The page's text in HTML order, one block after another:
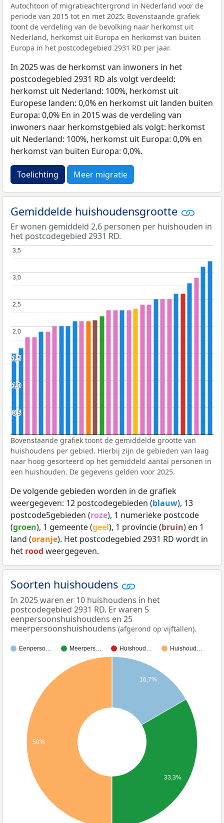
Autochtoon of migratieachtergrond in Nederland voor de
periode van 2015 tot en met 2025: Bovenstaande grafiek
toont de verdeling van de bevolking naar herkomst uit
Nederland, herkomst uit Europa en herkomst van buiten
Europa in het postcodegebied 2931 RD per jaar.
In 2025 was de herkomst van inwoners in het
postcodegebied 2931 RD als volgt verdeeld:
herkomst uit Nederland: 100%, herkomst uit
Europese landen: 0,0% en herkomst uit landen buiten
Europa: 0,0% En in 2015 was de verdeling van
inwoners naar herkomstgebied als volgt: herkomst
uit Nederland: 100%, herkomst uit Europa: 0,0% en
herkomst van buiten Europa: 0,0%.
Toelichting Meer migratie
Gemiddelde huishoudensgrootte
Er wonen gemiddeld 2,6 personen per huishouden in
het postcodegebied 2931 RD.
0,5
0,5
1,0
1,0
1,5
1,5
2,0
2,0
2,5
2,5
3,0
3,0
3,5
3,5
Bovenstaande grafiek toont de gemiddelde grootte van
huishoudens per gebied. Hierbij zijn de gebieden van laag
naar hoog gesorteerd op het gemiddeld aantal personen in
een huishouden. De gegevens gelden voor 2025.
De volgende gebieden worden in de grafiek
weergegeven: 12 postcodegebieden (blauw), 13
postcode5gebieden (roze), 1 numerieke postcode
(groen), 1 gemeente (geel), 1 provincie (bruin) en 1
land (oranje). Het postcodegebied 2931 RD wordt in
het rood weergegeven.
Soorten huishoudens
In 2025 waren er 10 huishoudens in het
postcodegebied 2931 RD. Er waren 5
eenpersoonshuishoudens en 25
meerpersoonshuishoudens (afgerond op vijftallen).
Eenperso… Meerpers… Huishoud… Huishoud…
16,7%
50%
33,3%